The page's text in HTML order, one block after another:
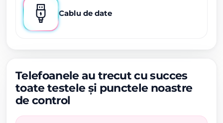
Cablu de date
Telefoanele au trecut cu succes
toate testele și punctele noastre
de control